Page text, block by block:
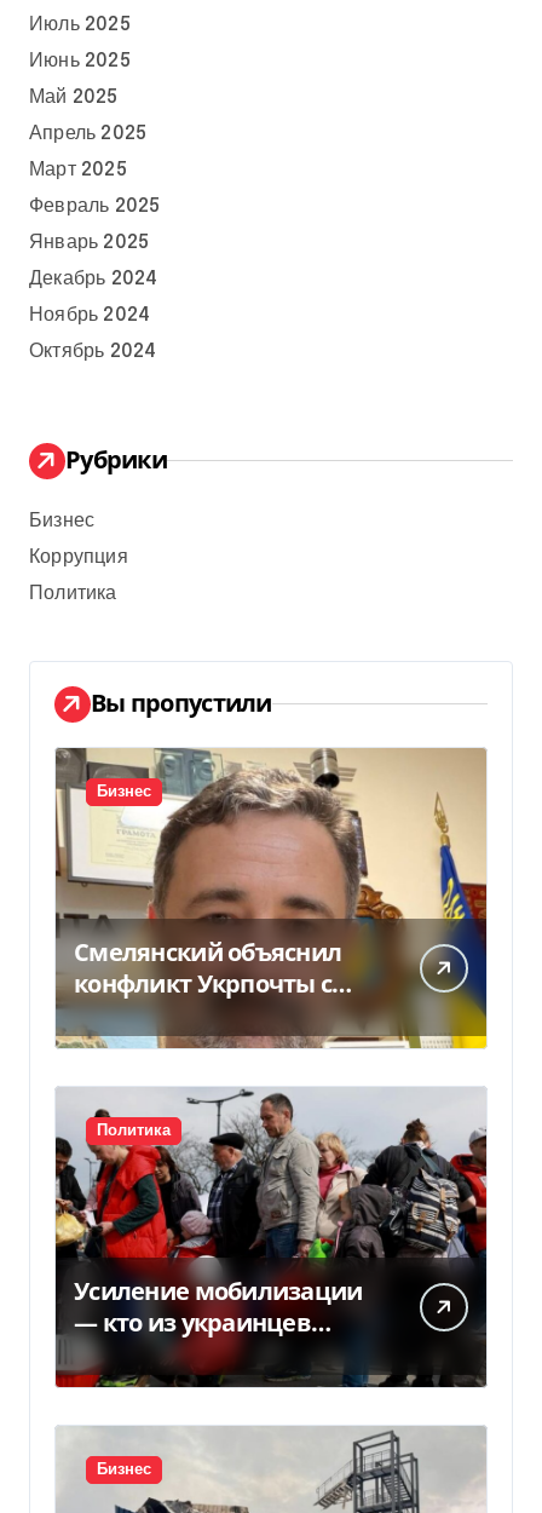
Июль 2025
Июнь 2025
Май 2025
Апрель 2025
Март 2025
Февраль 2025
Январь 2025
Декабрь 2024
Ноябрь 2024
Октябрь 2024
Рубрики
Бизнес
Коррупция
Политика
Вы пропустили
Бизнес
Смелянский объяснил
конфликт Укрпочты с
НБУ из-за платежек
Политика
Усиление мобилизации
— кто из украинцев
потеряет право на
временную защиту в ЕС
Бизнес